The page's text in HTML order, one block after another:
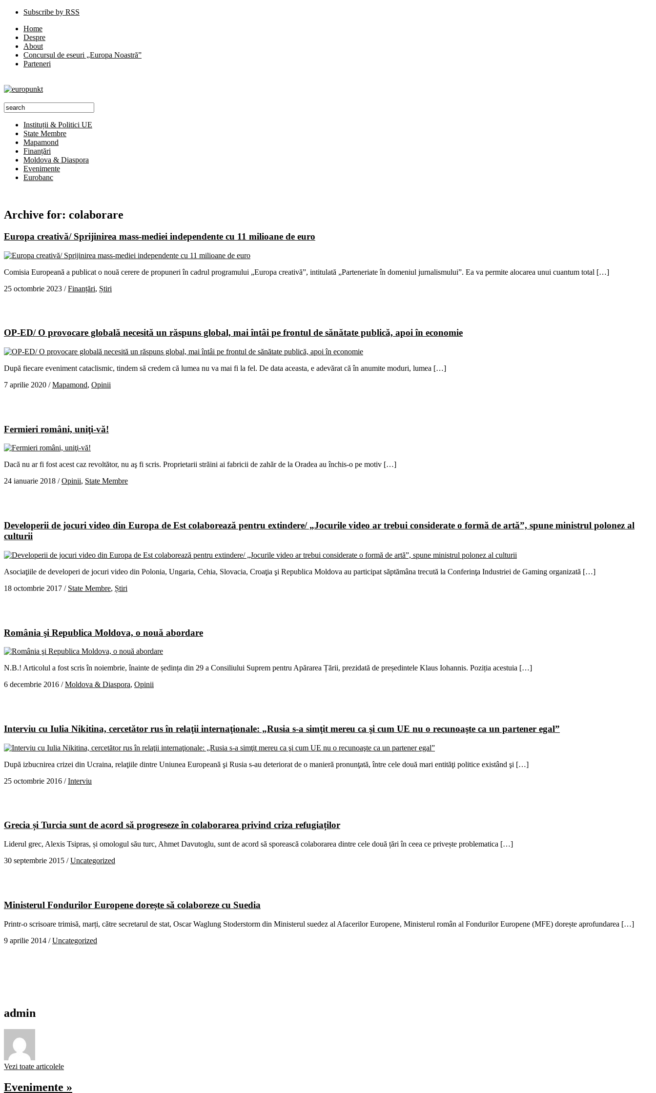
Subscribe by RSS
Home
Despre
About
Concursul de eseuri „Europa Noastră”
Parteneri
Instituții & Politici UE
State Membre
Mapamond
Finanțări
Moldova & Diaspora
Evenimente
Eurobanc
Archive for: colaborare
Europa creativă/ Sprijinirea mass-mediei independente cu 11 milioane de euro
Comisia Europeană a publicat o nouă cerere de propuneri în cadrul programului „Europa creativă”, intitulată „Parteneriate în domeniul jurnalismului”. Ea va permite alocarea unui cuantum total […]
25 octombrie 2023 /Finanțări, Știri
OP-ED/ O provocare globală necesită un răspuns global, mai întâi pe frontul de sănătate publică, apoi în economie
După fiecare eveniment cataclismic, tindem să credem că lumea nu va mai fi la fel. De data aceasta, e adevărat că în anumite moduri, lumea […]
7 aprilie 2020 /Mapamond, Opinii
Fermieri români, uniţi-vă!
Dacă nu ar fi fost acest caz revoltător, nu aş fi scris. Proprietarii străini ai fabricii de zahăr de la Oradea au închis-o pe motiv […]
24 ianuarie 2018 /Opinii, State Membre
Developerii de jocuri video din Europa de Est colaborează pentru extindere/ „Jocurile video ar trebui considerate o formă de artă”, spune ministrul polonez al
culturii
Asociaţiile de developeri de jocuri video din Polonia, Ungaria, Cehia, Slovacia, Croaţia şi Republica Moldova au participat săptămâna trecută la Conferinţa Industriei de Gaming organizată […]
18 octombrie 2017 / State Membre, Știri
România şi Republica Moldova, o nouă abordare
N.B.! Articolul a fost scris în noiembrie, înainte de ședința din 29 a Consiliului Suprem pentru Apărarea Țării, prezidată de președintele Klaus Iohannis. Poziția acestuia […]
6 decembrie 2016 /Moldova & Diaspora, Opinii
Interviu cu Iulia Nikitina, cercetător rus în relaţii internaţionale: „Rusia s-a simţit mereu ca şi cum UE nu o recunoaşte ca un partener egal”
După izbucnirea crizei din Ucraina, relaţiile dintre Uniunea Europeană şi Rusia s-au deteriorat de o manieră pronunţată, între cele două mari entităţi politice existând şi […]
25 octombrie 2016 /Interviu
Grecia și Turcia sunt de acord să progreseze în colaborarea privind criza refugiaților
Liderul grec, Alexis Tsipras, și omologul său turc, Ahmet Davutoglu, sunt de acord să sporească colaborarea dintre cele două țări în ceea ce privește problematica […]
30 septembrie 2015 /Uncategorized
Ministerul Fondurilor Europene dorește să colaboreze cu Suedia
Printr-o scrisoare trimisă, marți, către secretarul de stat, Oscar Waglung Stoderstorm din Ministerul suedez al Afacerilor Europene, Ministerul român al Fondurilor Europene (MFE) dorește aprofundarea […]
9 aprilie 2014 /Uncategorized
admin
Vezi toate articolele
Evenimente »